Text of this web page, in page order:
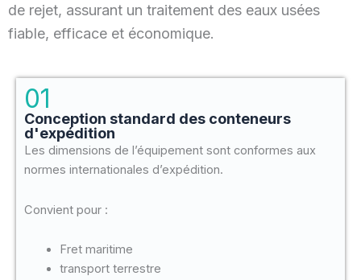
de rejet, assurant un traitement des eaux usées
fiable, efficace et économique.
01
Conception standard des conteneurs
d'expédition
Les dimensions de l’équipement sont conformes aux
normes internationales d’expédition.
Convient pour :
Fret maritime
transport terrestre